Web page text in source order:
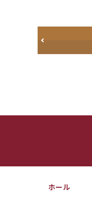
ホール